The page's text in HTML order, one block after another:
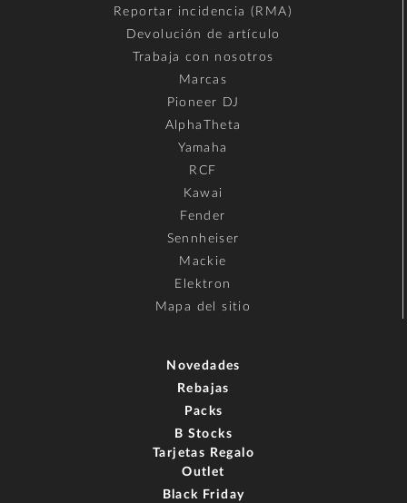
Reportar incidencia (RMA)
Devolución de artículo
Trabaja con nosotros
Marcas
Pioneer DJ
AlphaTheta
Yamaha
RCF
Kawai
Fender
Sennheiser
Mackie
Elektron
Mapa del sitio
Novedades
Rebajas
Packs
B Stocks
Tarjetas Regalo
Outlet
Black Friday